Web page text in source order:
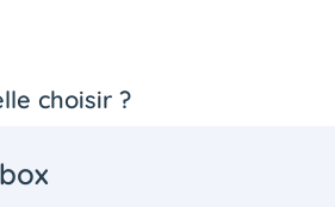
choisir ?